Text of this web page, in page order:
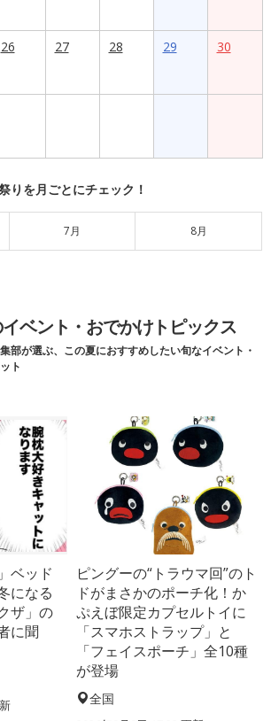
26 27 28 29 30
りを月ごとにチェック！
7月 8月
ベント・おでかけトピックス
部が選ぶ、この夏におすすめしたい旬なイベント・
ト
ベッド
になる
ザ」の
に聞
ピングーの“トラウマ回”のト
ドがまさかのポーチ化！か
ぷえぼ限定カプセルトイに
「スマホストラップ」と
「フェイスポーチ」全10種
が登場
全国